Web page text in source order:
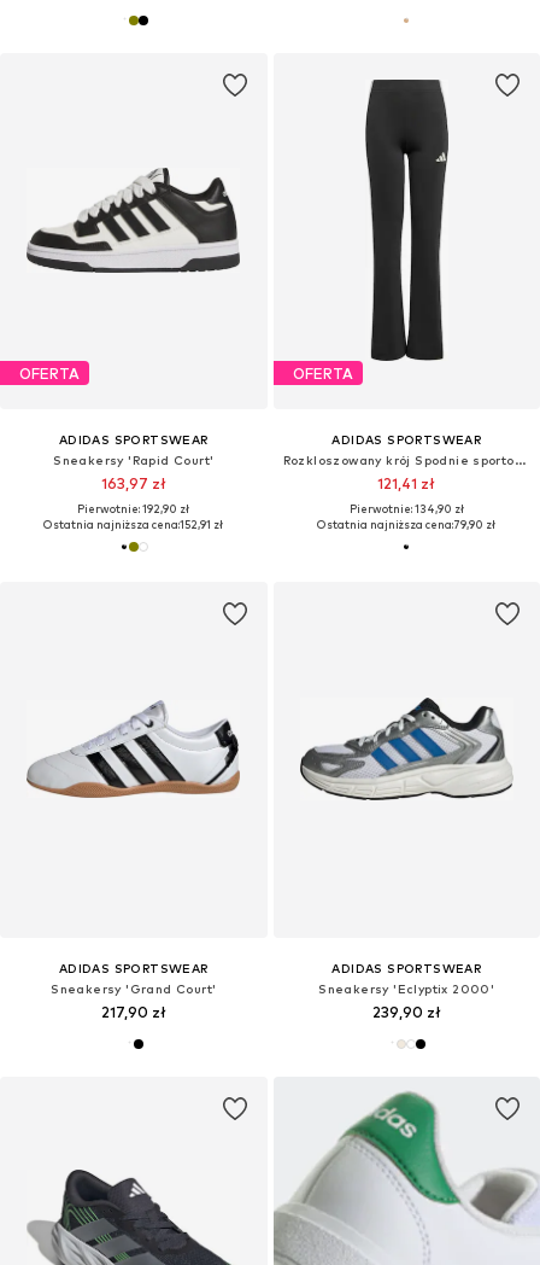
OFERTA
ADIDAS SPORTSWEAR
Sneakersy 'Rapid Court'
163,97 zł
Pierwotnie: 192,90 zł
Ostatnia najniższa cena:152,91 zł
OFERTA
ADIDAS SPORTSWEAR
Rozkloszowany krój Spodnie sportowe 'Train Essentials'
121,41 zł
Pierwotnie: 134,90 zł
Ostatnia najniższa cena:79,90 zł
ADIDAS SPORTSWEAR
Sneakersy 'Grand Court'
217,90 zł
ADIDAS SPORTSWEAR
Sneakersy 'Eclyptix 2000'
239,90 zł